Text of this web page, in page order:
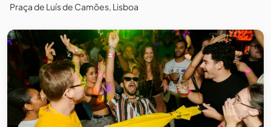
Praça de Luís de Camões, Lisboa